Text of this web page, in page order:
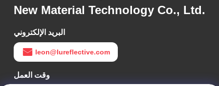
New Material Technology Co., Ltd.
البريد الإلكتروني
leon@lureflective.com
وقت العمل